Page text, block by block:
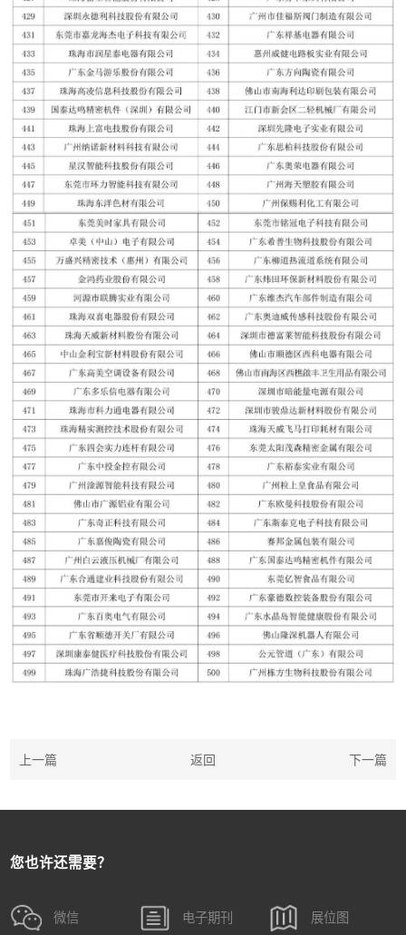
上一篇 返回 下一篇
您也许还需要？
微信 电子期刊 展位图